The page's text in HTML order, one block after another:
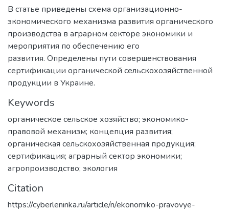
В статье приведены схема организационно-
экономического механизма развития органического
производства в аграрном секторе экономики и
мероприятия по обеспечению его
развития. Определены пути совершенствования
сертификации органической сельскохозяйственной
продукции в Украине.
Keywords
органическое сельское хозяйство; экономико-
правовой механизм; концепция развития;
органическая сельскохозяйственная продукция;
сертификация; аграрный сектор экономики;
агропроизводство; экология
Citation
https://cyberleninka.ru/article/n/ekonomiko-pravovye-